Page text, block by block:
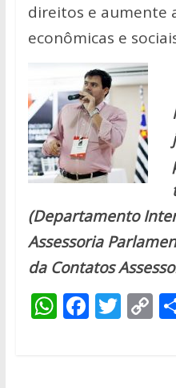
direitos e aumente
econômicas e
(Departamento
Assessoria
da Contatos
W F T C